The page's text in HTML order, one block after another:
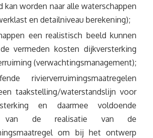
kan worden naar alle waterschappen
en detailniveau berekening);
een realistisch beeld kunnen
vermeden kosten dijkversterking
(verwachtingsmanagement);
rivierverruimingsmaatregelen
taakstelling/waterstandslijn voor
en daarmee voldoende
van de realisatie van de
om bij het ontwerp